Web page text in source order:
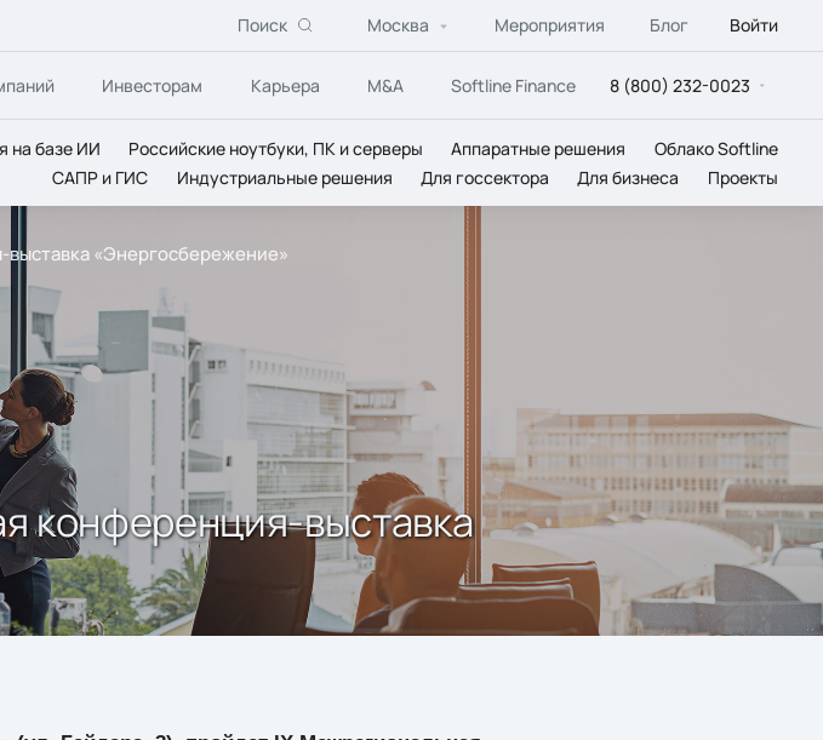
Поиск Москва Мероприятия Блог Войти
Инвесторам Карьера M&A Softline Finance 8 (800) 232-0023
на базе ИИ Российские ноутбуки, ПК и серверы Аппаратные решения
Облако Softline
САПР и ГИС
Индустриальные решения Для госсектора Для бизнеса Проекты
«Энергосбережение»
конференция-выставка